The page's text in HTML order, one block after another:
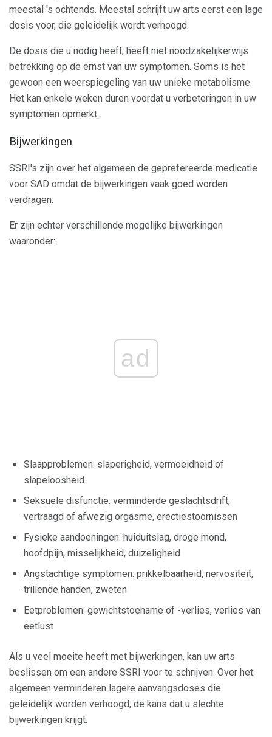
meestal 's ochtends. Meestal schrijft uw arts eerst een lage
dosis voor, die geleidelijk wordt verhoogd.
De dosis die u nodig heeft, heeft niet noodzakelijkerwijs
betrekking op de ernst van uw symptomen. Soms is het
gewoon een weerspiegeling van uw unieke metabolisme.
Het kan enkele weken duren voordat u verbeteringen in uw
symptomen opmerkt.
Bijwerkingen
SSRI's zijn over het algemeen de geprefereerde medicatie
voor SAD omdat de bijwerkingen vaak goed worden
verdragen.
Er zijn echter verschillende mogelijke bijwerkingen
waaronder:
ad
Slaapproblemen: slaperigheid, vermoeidheid of
slapeloosheid
Seksuele disfunctie: verminderde geslachtsdrift,
vertraagd of afwezig orgasme, erectiestoornissen
Fysieke aandoeningen: huiduitslag, droge mond,
hoofdpijn, misselijkheid, duizeligheid
Angstachtige symptomen: prikkelbaarheid, nervositeit,
trillende handen, zweten
Eetproblemen: gewichtstoename of -verlies, verlies van
eetlust
Als u veel moeite heeft met bijwerkingen, kan uw arts
beslissen om een ​​andere SSRI voor te schrijven. Over het
algemeen verminderen lagere aanvangsdoses die
geleidelijk worden verhoogd, de kans dat u slechte
bijwerkingen krijgt.